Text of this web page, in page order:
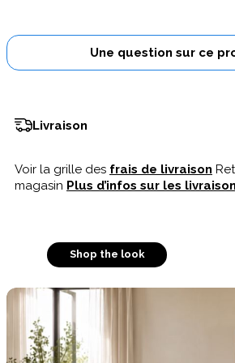
Une question sur ce
Livraison
Voir la grille des frais de livraison
magasin Plus d’infos sur les
Shop the look